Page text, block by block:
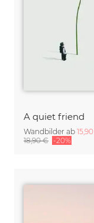
A quiet friend
Wandbilder ab
18,90 € -20%